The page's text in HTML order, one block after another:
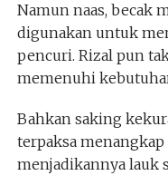
Namun naas, becak
digunakan untuk
pencuri. Rizal pun
memenuhi
Bahkan saking
terpaksa
menjadikannya lauk